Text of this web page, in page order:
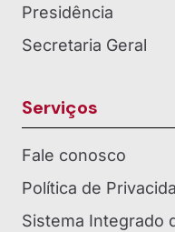
Presidência
Secretaria Geral
Serviços
Fale conosco
Política de
Sistema Integrado